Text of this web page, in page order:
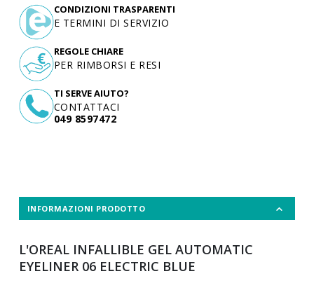
TI SERVE AIUTO?
CONTATTACI
049 8597472
CONDIZIONI TRASPARENTI
E TERMINI DI SERVIZIO
REGOLE CHIARE
PER RIMBORSI E RESI
INFORMAZIONI PRODOTTO
L'OREAL INFALLIBLE GEL AUTOMATIC
EYELINER 06 ELECTRIC BLUE